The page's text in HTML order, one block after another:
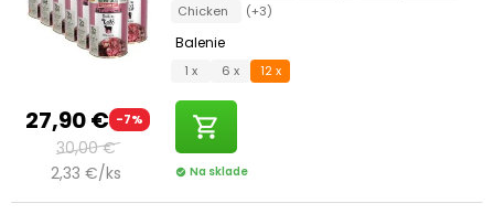
27,90 € -7%
30,00 €
2,33 €/ks
Chicken
(+3)
Balenie
1 x 6 x 12 x
shopping_cart
check_circle Na sklade